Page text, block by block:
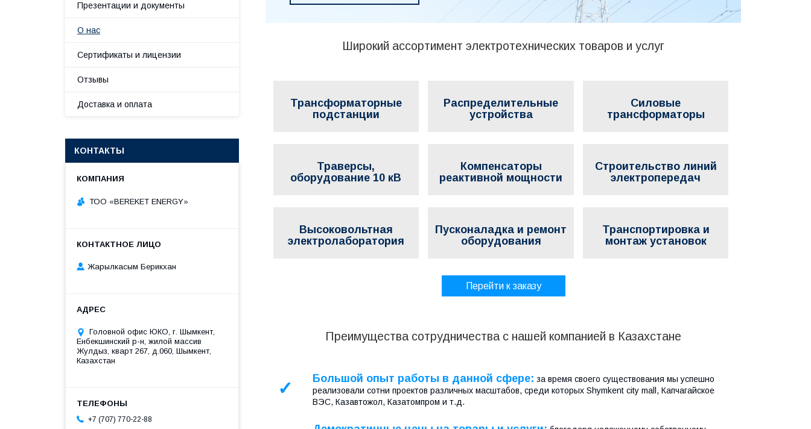
Широкий ассортимент электротехнических товаров и услуг
Трансформаторные
подстанции
Распределительные
устройства
Силовые
трансформаторы
Траверсы,
оборудование 10 кВ
Компенсаторы
реактивной мощности
Строительство линий
электропередач
Высоковольтная
электролаборатория
Пусконаладка и ремонт
оборудования
Транспортировка и
монтаж установок
Перейти к заказу
Преимущества сотрудничества с нашей компанией в Казахстане
✓ Большой опыт работы в данной сфере: за время своего существования мы успешно
реализовали сотни проектов различных масштабов, среди которых Shymkent city mall, Капчагайское
ВЭС, Казавтожол, Казатомпром и т.д.
Презентации и документы
О нас
Сертификаты и лицензии
Отзывы
Доставка и оплата
КОНТАКТЫ
ТОО «BEREKET ENERGY»
Жарылкасым Берикхан
Головной офис ЮКО, г. Шымкент,
Енбекшинский р-н, жилой массив
Жулдыз, кварт 267, д.060, Шымкент,
Казахстан
+7 (707) 770-22-88